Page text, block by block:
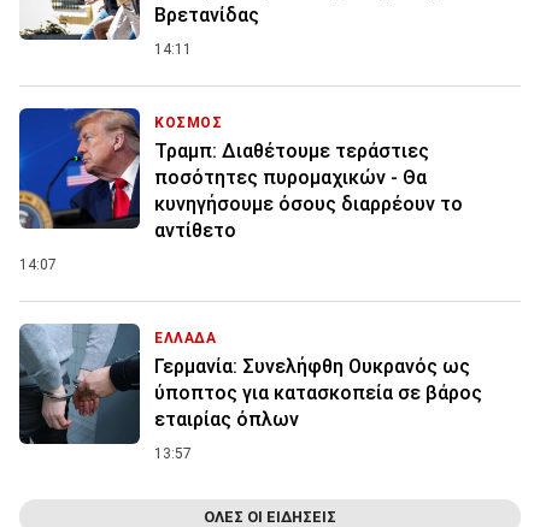
Βρετανίδας
14:11
ΚΟΣΜΟΣ
Τραμπ: Διαθέτουμε τεράστιες
ποσότητες πυρομαχικών - Θα
κυνηγήσουμε όσους διαρρέουν το
αντίθετο
14:07
ΕΛΛΑΔΑ
Γερμανία: Συνελήφθη Ουκρανός ως
ύποπτος για κατασκοπεία σε βάρος
εταιρίας όπλων
13:57
ΟΛΕΣ ΟΙ ΕΙΔΗΣΕΙΣ